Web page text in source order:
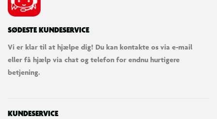
SØDESTE KUNDESERVICE
Vi er klar til at hjælpe dig! Du kan kontakte os via e-mail
eller få hjælp via chat og telefon for endnu hurtigere
betjening.
KUNDESERVICE